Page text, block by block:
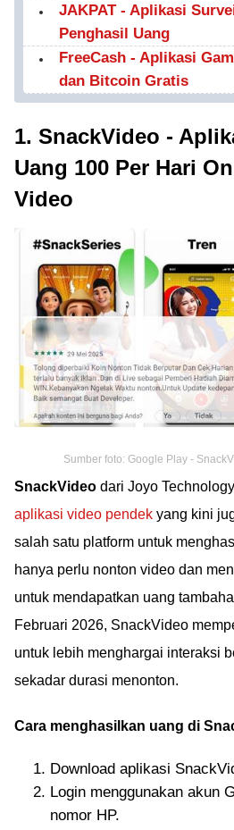
JAKPAT - Aplikasi
Penghasil Uang
FreeCash - Aplikasi
dan Bitcoin Gratis
1. SnackVideo -
Uang 100 Per Hari
Video
Sumber foto: Google Play -
SnackVideo dari Joyo
aplikasi video pendek yang kini
salah satu platform untuk
hanya perlu nonton video dan
untuk mendapatkan uang
Februari 2026, SnackVideo
untuk lebih menghargai interaksi
sekadar durasi menonton.
Cara menghasilkan uang di
Download aplikasi
Login menggunakan akun
nomor HP.